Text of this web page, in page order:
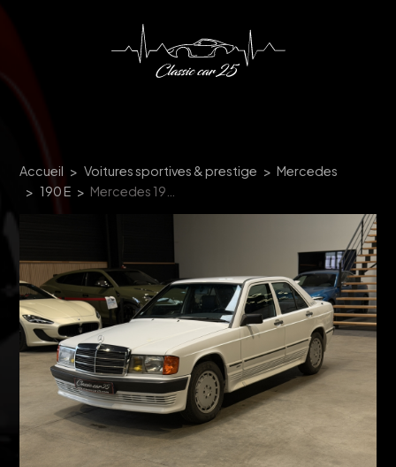
Accueil Voitures sportives & prestige
Mercedes
190 E